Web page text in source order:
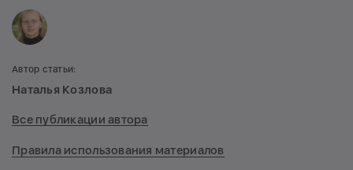
Автор статьи:
Наталья Козлова
Все публикации автора
Правила использования материалов